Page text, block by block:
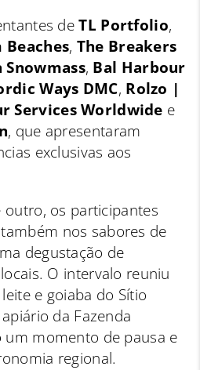
deTL Portfolio,
Beaches, The Breakers
Snowmass, Bal Harbour
Ways DMC, Rolzo |
Services Worldwide e
, que apresentaram
exclusivas aos
os participantes
nos sabores de
degustação de
O intervalo reuniu
e goiaba do Sítio
da Fazenda
um momento de pausa e
regional.